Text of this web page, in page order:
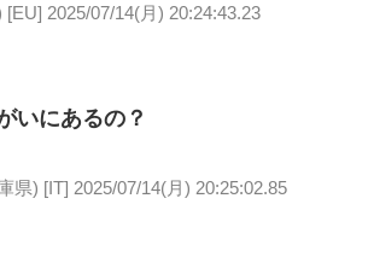
[EU] 2025/07/14(月) 20:24:43.23
いにあるの？
県) [IT] 2025/07/14(月) 20:25:02.85